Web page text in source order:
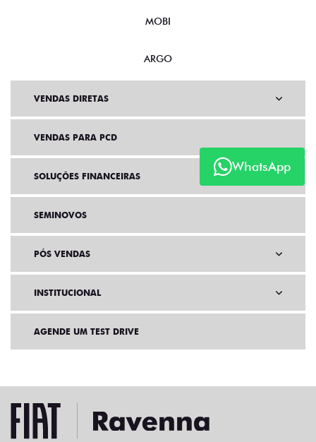
WhatsApp
MOBI
ARGO
VENDAS DIRETAS
VENDAS PARA PCD
SOLUÇÕES FINANCEIRAS
SEMINOVOS
PÓS VENDAS
INSTITUCIONAL
AGENDE UM TEST DRIVE